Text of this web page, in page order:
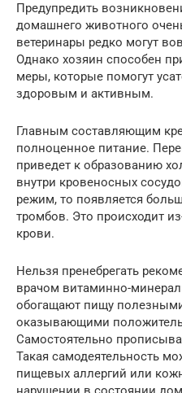
Предупредить
домашнего животного
ветеринары редко могут
Однако хозяин способен
меры, которые помогут
здоровым и активным.
Главным составляющим
полноценное питание.
приведет к образованию
внутри кровеносных
режим, то появляется
тромбов. Это происходит
крови.
Нельзя пренебрегать
врачом витаминно-
обогащают пищу
оказывающими
Самостоятельно
Такая самодеятельность
пищевых аллергий или